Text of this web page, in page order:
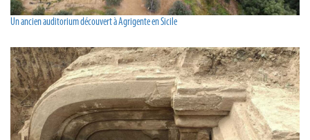
Un ancien auditorium découvert à Agrigente en Sicile